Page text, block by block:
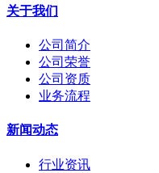
关于我们
公司简介
公司荣誉
公司资质
业务流程
新闻动态
行业资讯